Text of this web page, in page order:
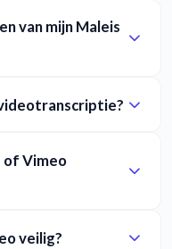
van mijn Maleis
of Vimeo
veilig?